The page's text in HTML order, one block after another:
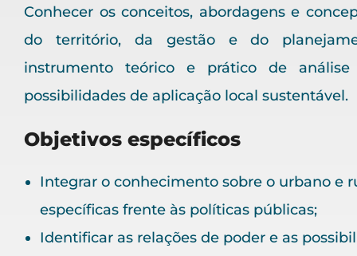
Conhecer os conceitos, abordagens e
do território, da gestão e do
instrumento teórico e prático de
possibilidades de aplicação local sustentável.
Objetivos específicos
Integrar o conhecimento sobre o urbano e
específicas frente às políticas públicas;
Identificar as relações de poder e as